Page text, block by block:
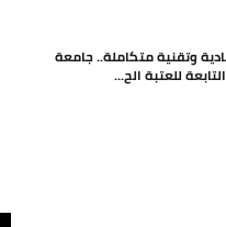
وتقنية متكاملة.. جامعة
للعتبة الح...